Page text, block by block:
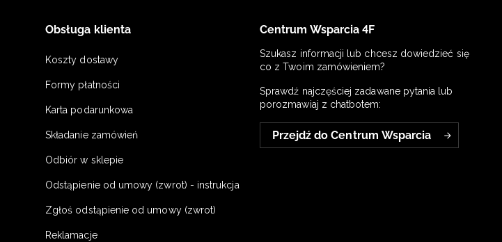
Obsługa klienta
Koszty dostawy
Formy płatności
Karta podarunkowa
Składanie zamówień
Odbiór w sklepie
Odstąpienie od umowy (zwrot) - instrukcja
Zgłoś odstąpienie od umowy (zwrot)
Reklamacje
Centrum Wsparcia 4F
Szukasz informacji lub chcesz dowiedzieć się
co z Twoim zamówieniem?
Sprawdź najczęściej zadawane pytania lub
porozmawiaj z chatbotem:
Przejdź do Centrum Wsparcia